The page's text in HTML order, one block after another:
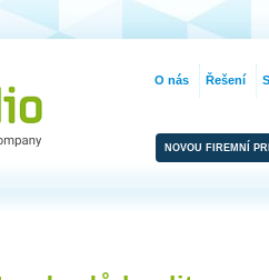
NOVOU FIREMNÍ
O nás Řešení